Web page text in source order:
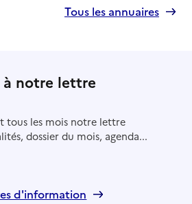
Tous les annuaires
à notre lettre
tous les mois notre lettre
dossier du mois, agenda...
d'information